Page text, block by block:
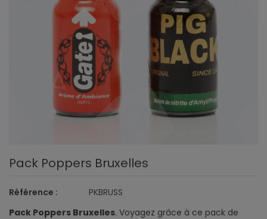
Pack Poppers Bruxelles
Référence :
PKBRUSS
Pack Poppers Bruxelles. Voyagez grâce à ce pack de